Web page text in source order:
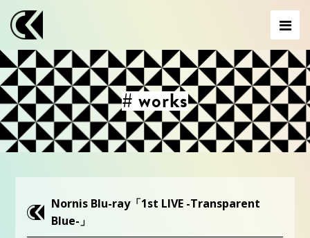
# works
Nornis Blu-ray「1st LIVE -Transparent
Blue-」